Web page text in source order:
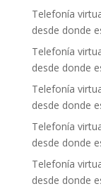
Telefonía
desde donde
Telefonía
desde donde
Telefonía
desde donde
Telefonía
desde donde
Telefonía
desde donde